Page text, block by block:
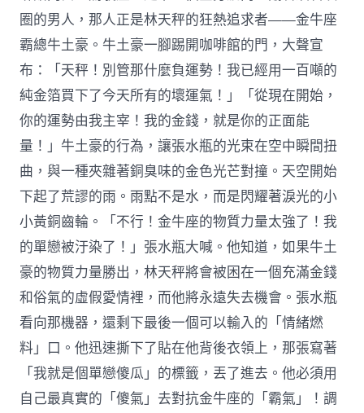
圈的男人，那人正是林天秤的狂熱追求者——金牛座
霸總牛土豪。牛土豪一腳踢開咖啡館的門，大聲宣
布：「天秤！別管那什麼負運勢！我已經用一百噸的
純金箔買下了今天所有的壞運氣！」「從現在開始，
你的運勢由我主宰！我的金錢，就是你的正面能
量！」牛土豪的行為，讓張水瓶的光束在空中瞬間扭
曲，與一種夾雜著銅臭味的金色光芒對撞。天空開始
下起了荒謬的雨。雨點不是水，而是閃耀著淚光的小
小黃銅齒輪。「不行！金牛座的物質力量太強了！我
的單戀被汙染了！」張水瓶大喊。他知道，如果牛土
豪的物質力量勝出，林天秤將會被困在一個充滿金錢
和俗氣的虛假愛情裡，而他將永遠失去機會。張水瓶
看向那機器，還剩下最後一個可以輸入的「情緒燃
料」口。他迅速撕下了貼在他背後衣領上，那張寫著
「我就是個單戀傻瓜」的標籤，丟了進去。他必須用
自己最真實的「傻氣」去對抗金牛座的「霸氣」！調